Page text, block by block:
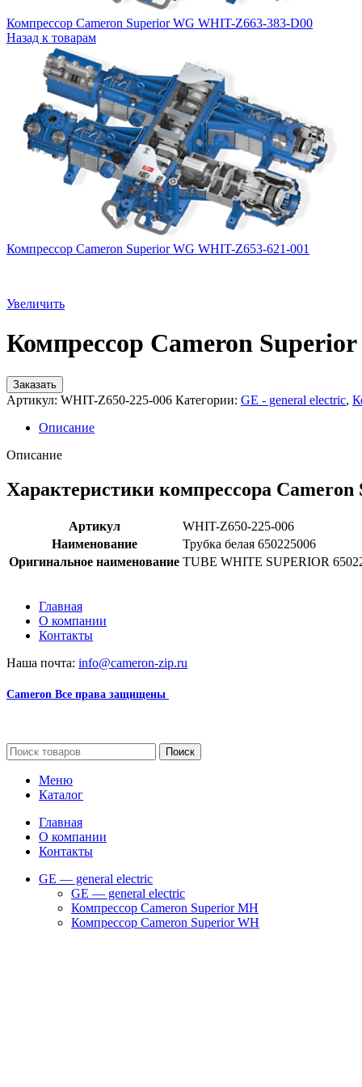
Компрессор Cameron Superior WG WHIT-Z663-383-D00
Назад к товарам
Компрессор Cameron Superior WG WHIT-Z653-621-001
Увеличить
Компрессор Cameron
Заказать
Артикул: WHIT-Z650-225-006 Категории: GE - general electric,
Описание
Описание
Характеристики компрессора
Артикул
WHIT-Z650-225-006
Наименование
Трубка белая 650225006
Оригинальное наименование TUBE WHITE SUPERIOR
Главная
О компании
Контакты
Наша почта: info@cameron-zip.ru
Cameron Все права защищены
Поиск
Меню
Каталог
Главная
О компании
Контакты
GE — general electric
GE — general electric
Компрессор Cameron Superior MH
Компрессор Cameron Superior WH